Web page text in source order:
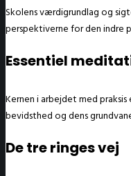
Skolens værdigrundlag og
perspektiverne for den indre
Essentiel
Kernen i arbejdet med
bevidsthed og dens
De tre ringes vej